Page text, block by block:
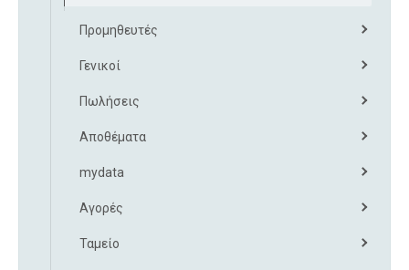
Προμηθευτές
Γενικοί
Πωλήσεις
Αποθέματα
mydata
Αγορές
Ταμείο